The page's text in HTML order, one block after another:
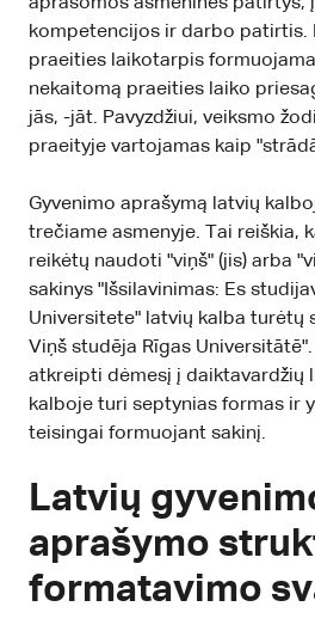
kompetencijos ir darbo patirtis.
praeities laikotarpis
nekaitomą praeities laiko
jās, -jāt. Pavyzdžiui, veiksmo
praeityje vartojamas kaip
Gyvenimo aprašymą latvių
trečiame asmenyje. Tai reiškia,
reikėtų naudoti "viņš" (jis) arba
sakinys "Išsilavinimas: Es
Universitete" latvių kalba turėtų
Viņš studēja Rīgas
atkreipti dėmesį į daiktavardžių
kalboje turi septynias formas ir
teisingai formuojant sakinį.
Latvių
aprašymo
formatavimo